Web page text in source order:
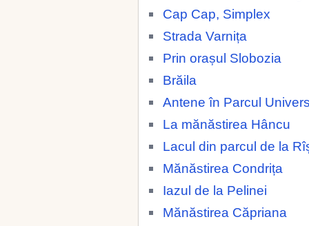
Cap Cap, Simplex
Strada Varnița
Prin orașul Slobozia
Brăila
Antene în Parcul
La mănăstirea Hâncu
Lacul din parcul de la
Mănăstirea Condrița
Iazul de la Pelinei
Mănăstirea Căpriana